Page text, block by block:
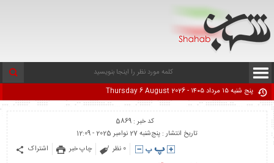
پنج شنبه ۱۵ مرداد ۱۴۰۵ - Thursday 6 August 2026
کد خبر : 5869
تاریخ انتشار : پنج‌شنبه 27 نوامبر 2025 - 12:09
اشتراک
چاپ خبر
0 نظر